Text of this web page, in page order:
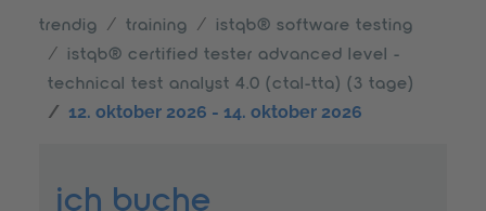
trendig training
istqb® software testing
istqb® certified tester advanced level -
technical test analyst 4.0 (ctal-tta) (3 tage)
12. oktober 2026 - 14. oktober 2026
ich buche